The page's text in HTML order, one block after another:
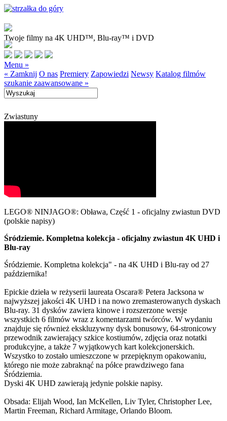
Twoje filmy na 4K UHD™, Blu-ray™ i DVD
Menu »
« Zamknij O nas Premiery Zapowiedzi Newsy Katalog filmów
szukanie zaawansowane »
Zwiastuny
LEGO® NINJAGO®: Obława, Część 1 - oficjalny zwiastun DVD
(polskie napisy)
Śródziemie. Kompletna kolekcja - oficjalny zwiastun 4K UHD i
Blu-ray
Śródziemie. Kompletna kolekcja" - na 4K UHD i Blu-ray od 27
października!
Epickie dzieła w reżyserii laureata Oscara® Petera Jacksona w
najwyższej jakości 4K UHD i na nowo zremasterowanych dyskach
Blu-ray. 31 dysków zawiera kinowe i rozszerzone wersje
wszystkich 6 filmów wraz z komentarzami twórców. W wydaniu
znajduje się również ekskluzywny dysk bonusowy, 64-stronicowy
przewodnik zawierający szkice kostiumów, zdjęcia oraz notatki
produkcyjne, a także 7 wyjątkowych kart kolekcjonerskich.
Wszystko to zostało umieszczone w przepięknym opakowaniu,
którego nie może zabraknąć na półce prawdziwego fana
Śródziemia.
Dyski 4K UHD zawierają jedynie polskie napisy.
Obsada: Elijah Wood, Ian McKellen, Liv Tyler, Christopher Lee,
Martin Freeman, Richard Armitage, Orlando Bloom.